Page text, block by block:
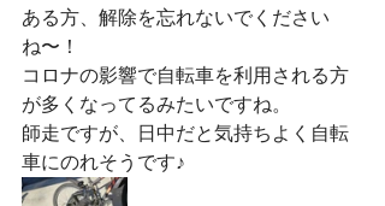
ある方、解除を忘れないでください
ね〜！
コロナの影響で自転車を利用される方
が多くなってるみたいですね。
師走ですが、日中だと気持ちよく自転
車にのれそうです♪